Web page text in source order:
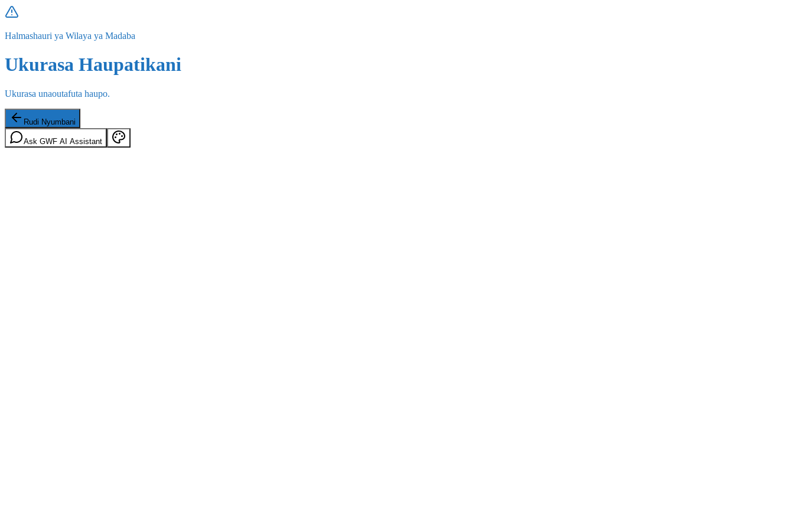
Halmashauri ya Wilaya ya Madaba
Ukurasa Haupatikani
Ukurasa unaoutafuta haupo.
Rudi Nyumbani
Ask GWF AI Assistant